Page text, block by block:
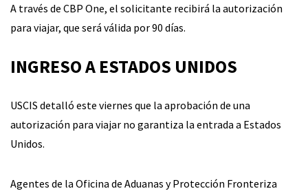
A través de CBP One, el solicitante recibirá la autorización
para viajar, que será válida por 90 días.
INGRESO A ESTADOS UNIDOS
USCIS detalló este viernes que la aprobación de una
autorización para viajar no garantiza la entrada a Estados
Unidos.
Agentes de la Oficina de Aduanas y Protección Fronteriza